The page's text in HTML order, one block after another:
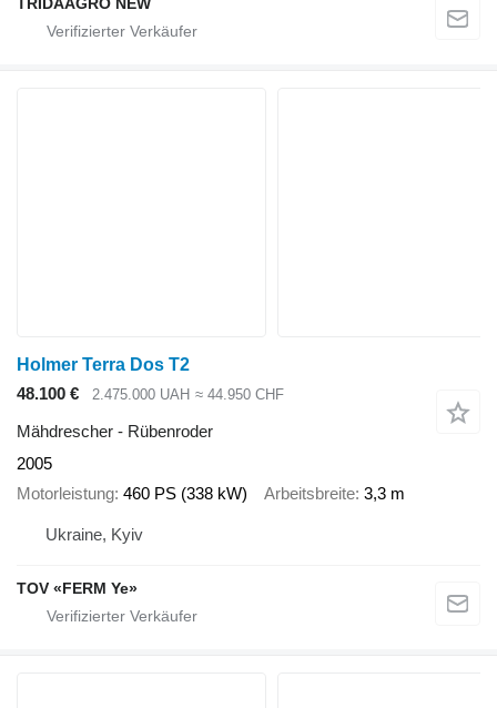
Holmer Terra Dos T2
48.100 €
2.475.000 UAH ≈ 44.950 CHF
Mähdrescher - Rübenroder
2005
Motorleistung 460 PS (338 kW) Arbeitsbreite 3,3 m
Ukraine, Kyiv
TOV «FERM Ye»